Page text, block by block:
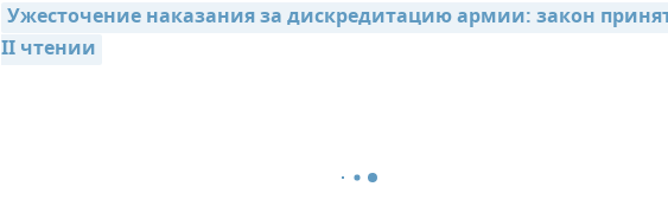
Ужесточение наказания за дискредитацию армии: закон
II чтении